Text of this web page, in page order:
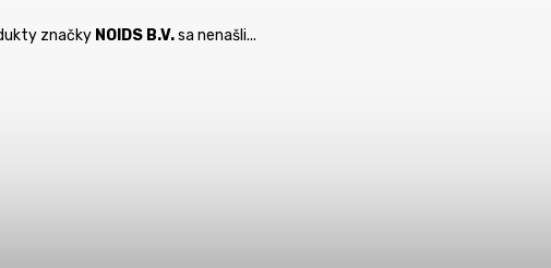
značky NOIDS B.V.sa nenašli...